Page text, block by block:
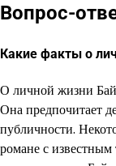
Вопрос-
Какие факты о
О личной жизни
Она предпочитает
публичности.
романе с